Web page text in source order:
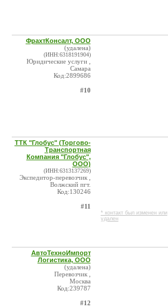
ФрахтКонсалт, ООО
(удалена)
(ИНН:6318191904)
Юридические услуги ,
Самара
Код:2899686
#10
ТТК "Глобус" (Торгово-
Транспортная
Компания "Глобус",
ООО)
(ИНН:6313137269)
Экспедитор-перевозчик ,
Волжский пгт.
Код:130246
#11
* контакт был изменен или
удален
АвтоТехноИмпорт
Логистика, ООО
(удалена)
Перевозчик ,
Москва
Код:239787
#12